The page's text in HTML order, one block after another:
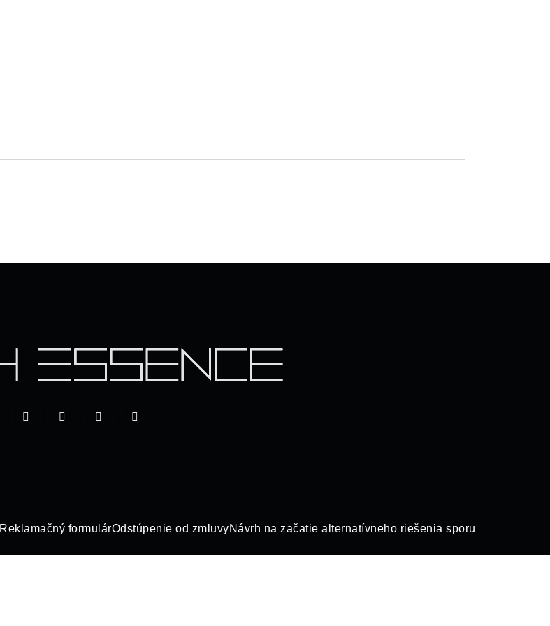
Reklamačný formulárOdstúpenie od zmluvyNávrh na začatie alternatívneho riešenia sporu